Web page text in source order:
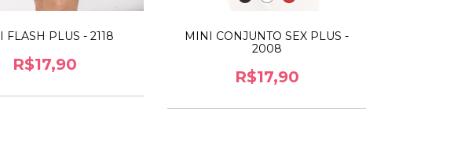
FLASH PLUS - 2118
R$17,90
MINI CONJUNTO SEX PLUS -
2008
R$17,90